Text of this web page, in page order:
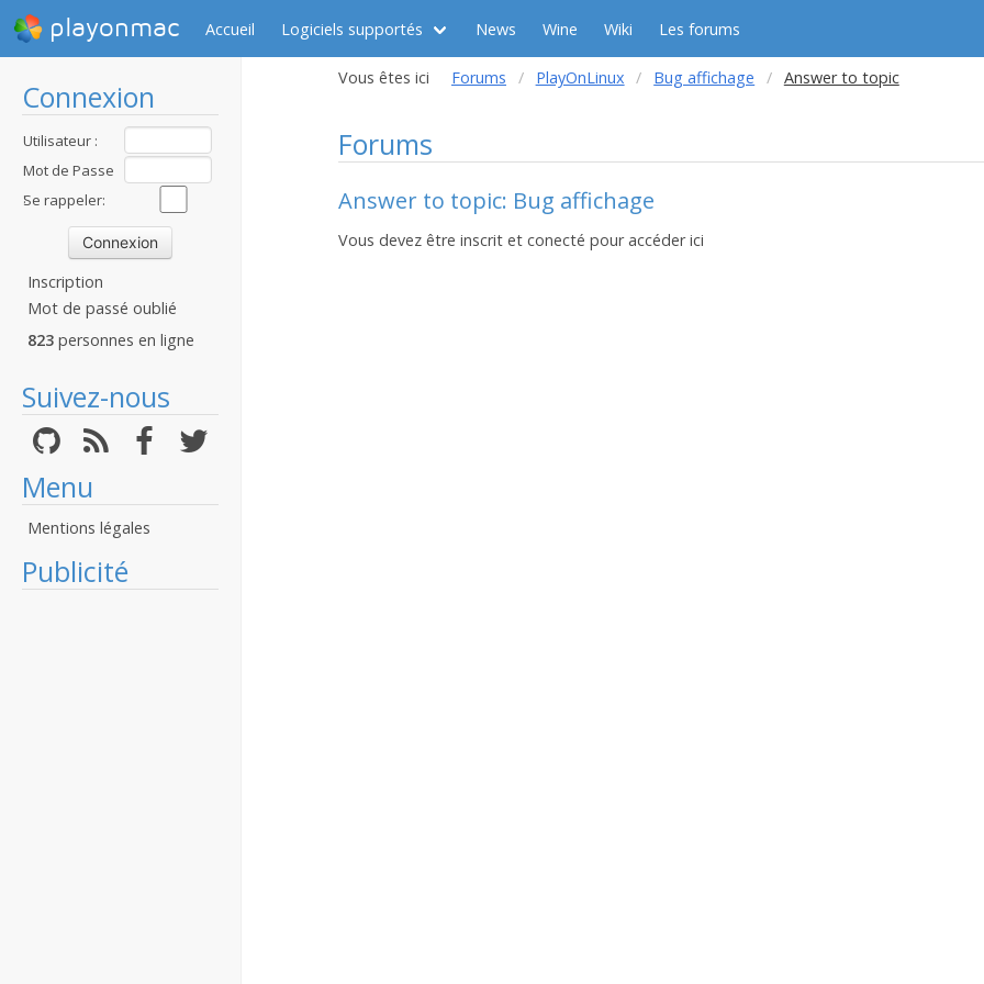
playonmac Accueil Logiciels supportés News Wine Wiki Les forums
Connexion
Utilisateur :
Mot de Passe
:Se rappeler:
Inscription
Mot de passé oublié
823 personnes en ligne
Suivez-nous
Menu
Mentions légales
Publicité
Vous êtes ici Forums PlayOnLinux Bug affichage Answer to topic
Forums
Answer to topic: Bug affichage
Vous devez être inscrit et conecté pour accéder ici